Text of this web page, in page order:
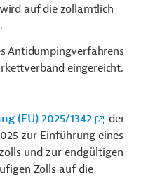
auf die zollamtlich
Antidumpingverfahrens
eingereicht.
(EU) 2025/1342
der
zur Einführung eines
und zur endgültigen
Zolls auf die